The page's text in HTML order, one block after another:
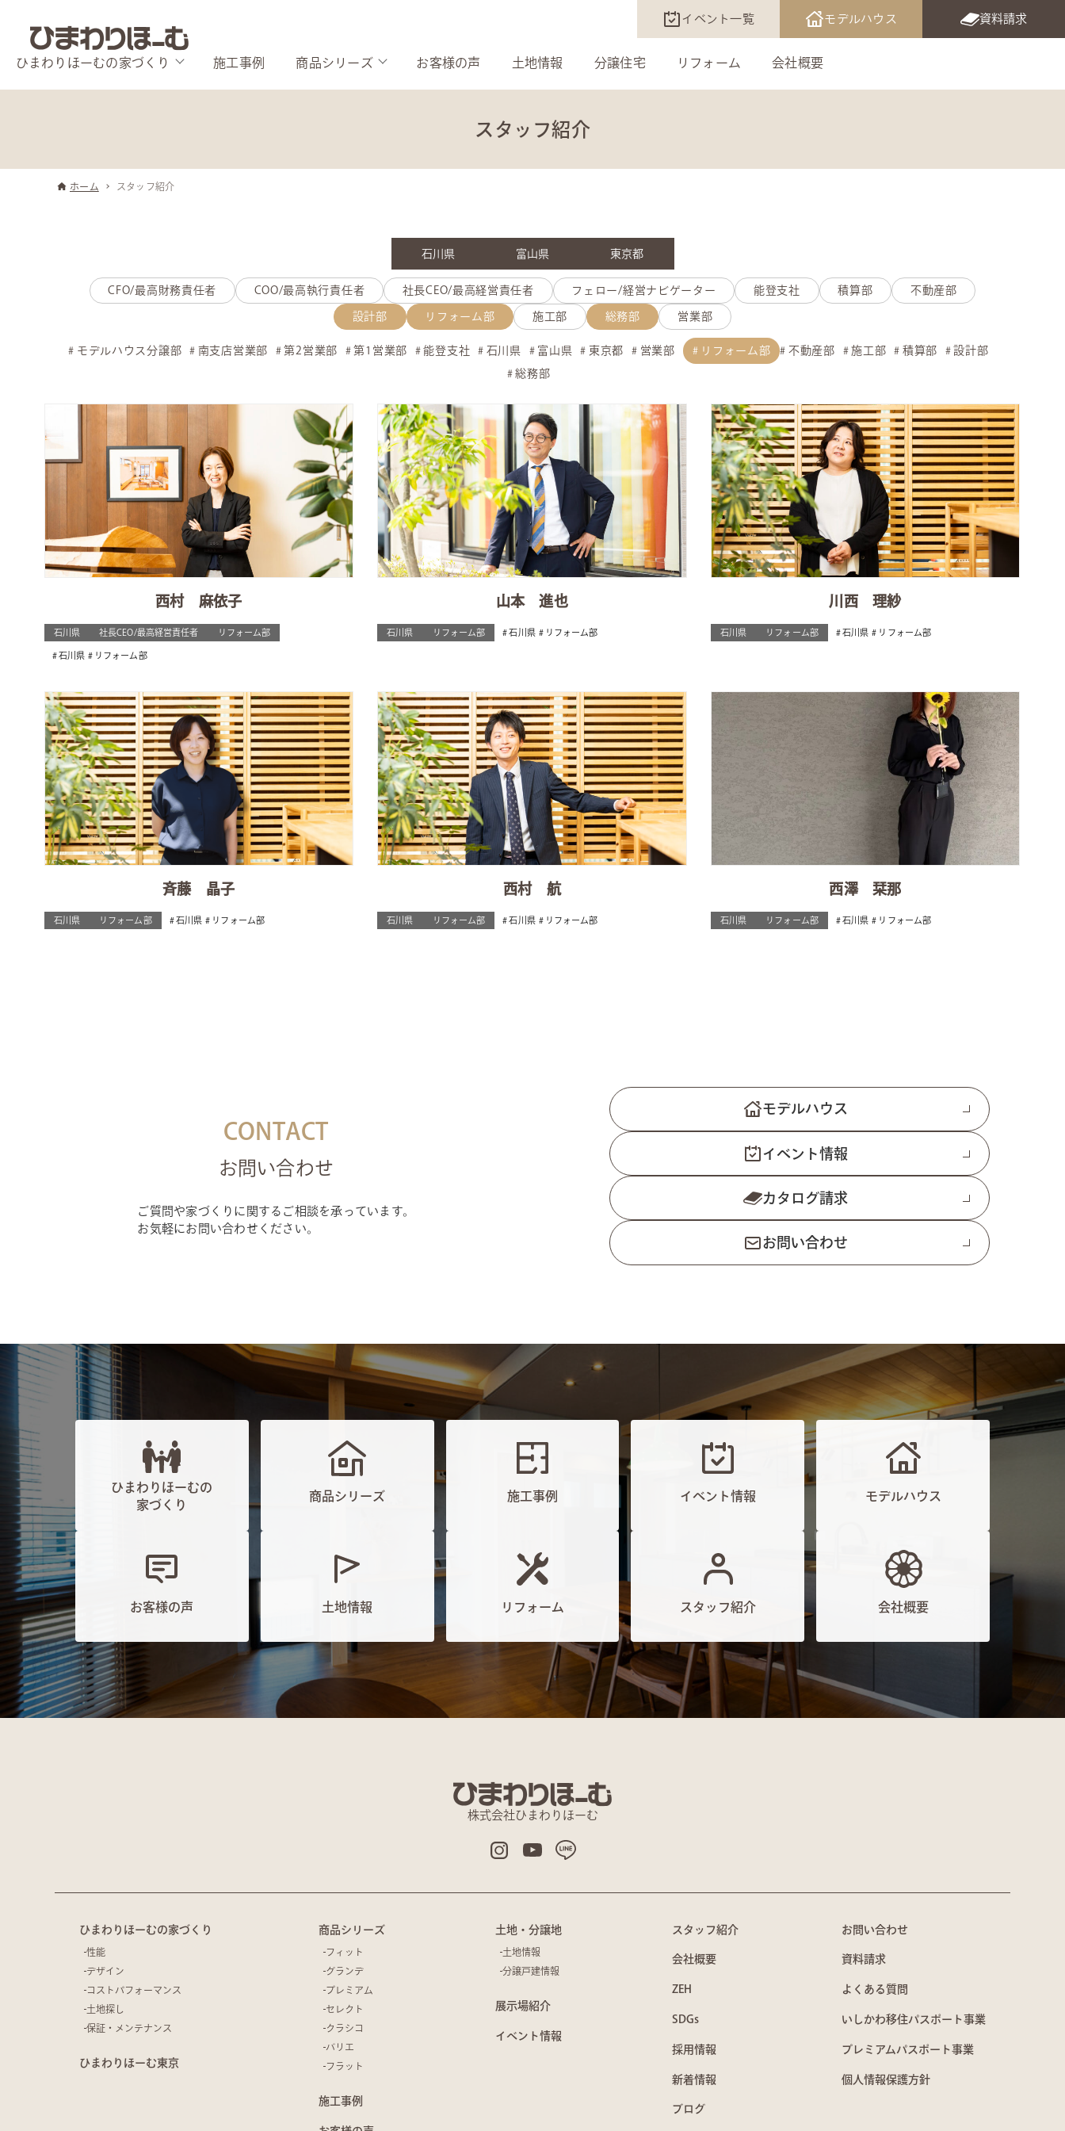
イベント一覧 モデルハウス 資料請求
ひまわりほーむの家づくり 施工事例 商品シリーズ お客様の声 土地情報 分譲住宅 リフォーム 会社概要
スタッフ紹介
ホーム スタッフ紹介
石川県 富山県 東京都
CFO/最高財務責任者 COO/最高執行責任者 社長CEO/最高経営責任者 フェロー/経営ナビゲーター 能登支社 積算部 不動産部
設計部 リフォーム部 施工部 総務部 営業部
モデルハウス分譲部 南支店営業部 第2営業部 第1営業部 能登支社 石川県 富山県 東京都 営業部 リフォーム部 不動産部 施工部 積算部 設計部
総務部
西村 麻依子
石川県 社長CEO/最高経営責任者 リフォーム部
石川県 リフォーム部
山本 進也
石川県 リフォーム部 石川県 リフォーム部
川西 理紗
石川県 リフォーム部 石川県 リフォーム部
斉藤 晶子
石川県 リフォーム部 石川県 リフォーム部
西村 航
石川県 リフォーム部 石川県 リフォーム部
西澤 栞那
石川県 リフォーム部 石川県 リフォーム部
CONTACT
お問い合わせ
ご質問や家づくりに関するご相談を承っています。
お気軽にお問い合わせください。
モデルハウス
イベント情報
カタログ請求
お問い合わせ
ひまわりほーむの
家づくり
商品シリーズ 施工事例 イベント情報 モデルハウス
お客様の声 土地情報 リフォーム スタッフ紹介 会社概要
株式会社ひまわりほーむ
ひまわりほーむの家づくり
性能
デザイン
コストパフォーマンス
土地探し
保証・メンテナンス
商品シリーズ
フィット
グランデ
プレミアム
セレクト
クラシコ
バリエ
フラット
ひまわりほーむ東京
施工事例
土地・分譲地
土地情報
分譲戸建情報
展示場紹介
イベント情報
スタッフ紹介
会社概要
ZEH
SDGs
採用情報
新着情報
ブログ
お問い合わせ
資料請求
よくある質問
いしかわ移住パスポート事業
プレミアムパスポート事業
個人情報保護方針